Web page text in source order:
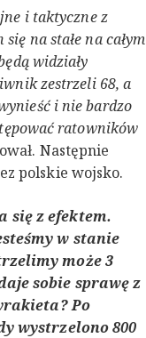
i taktyczne z
na stałe na całym
widziały
zestrzeli 68, a
i nie bardzo
ratowników
Następnie
polskie wojsko.
się z efektem.
w stanie
może 3
sobie sprawę z
Po
wystrzelono 800